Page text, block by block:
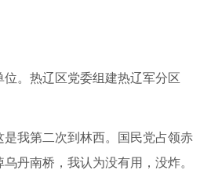
。热辽区党委组建热辽军分区
我第二次到林西。国民党占领赤
丹南桥，我认为没有用，没炸。